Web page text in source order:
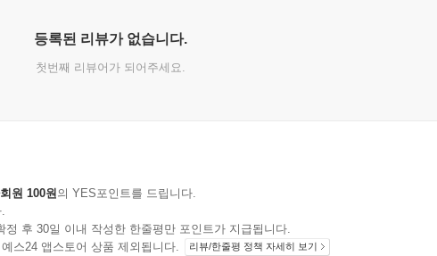
등록된 리뷰가 없습니다.
첫번째 리뷰어가 되어주세요.
원 100원의 YES포인트를 드립니다.
후 30일 이내 작성한 한줄평만 포인트가 지급됩니다.
스24 앱스토어 상품 제외됩니다.
리뷰/한줄평 정책 자세히 보기